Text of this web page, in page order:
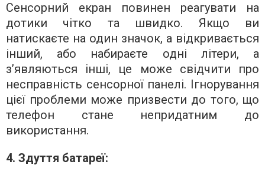
Сенсорний екран повинен реагувати на
дотики чітко та швидко. Якщо ви
натискаєте на один значок, а відкривається
інший, або набираєте одні літери, а
з’являються інші, це може свідчити про
несправність сенсорної панелі. Ігнорування
цієї проблеми може призвести до того, що
телефон стане непридатним до
використання.
4. Здуття батареї: